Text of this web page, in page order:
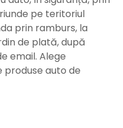
pe teritoriul
prin ramburs, la
de plată, după
email. Alege
produse auto de